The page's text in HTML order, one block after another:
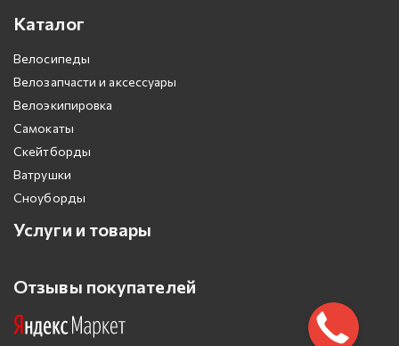
Каталог
Велосипеды
Велозапчасти и аксессуары
Велоэкипировка
Самокаты
Скейтборды
Ватрушки
Сноуборды
Услуги и товары
Отзывы покупателей